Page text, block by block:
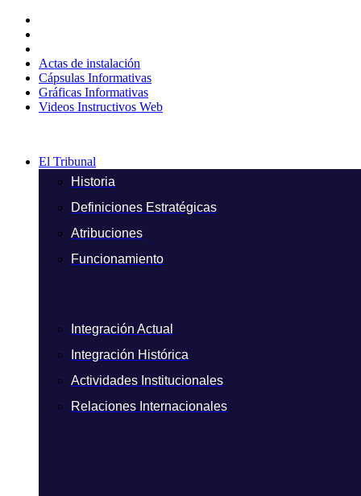
contenido
Actas de instalación
Cápsulas Informativas
Gráficas Informativas
Videos Instructivos Web
El Tribunal
Historia
Definiciones Estratégicas
Atribuciones
Funcionamiento
Integración Actual
Integración Histórica
Actividades Institucionales
Relaciones Internacionales